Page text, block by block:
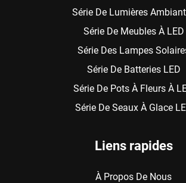
Série De Lumières
Série De Meubles À LED
Série Des Lampes
Série De Batteries LED
Série De Pots À Fleurs À
Série De Seaux À Glace
Liens rapides
À Propos De Nous